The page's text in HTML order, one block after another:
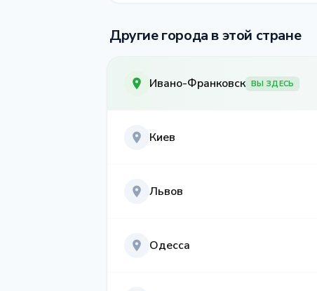
Другие города в этой стране
Ивано-Франковск ВЫ ЗДЕСЬ
Киев
Львов
Одесса